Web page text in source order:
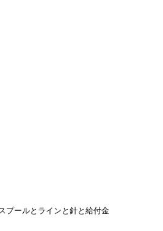
プールとラインと針と給付金